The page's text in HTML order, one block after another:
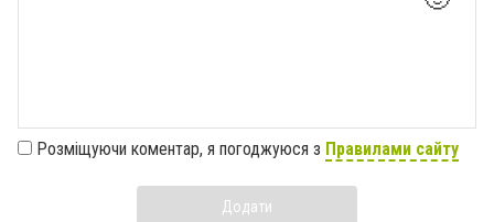
Розміщуючи коментар, я погоджуюся з Правилами сайту
Додати